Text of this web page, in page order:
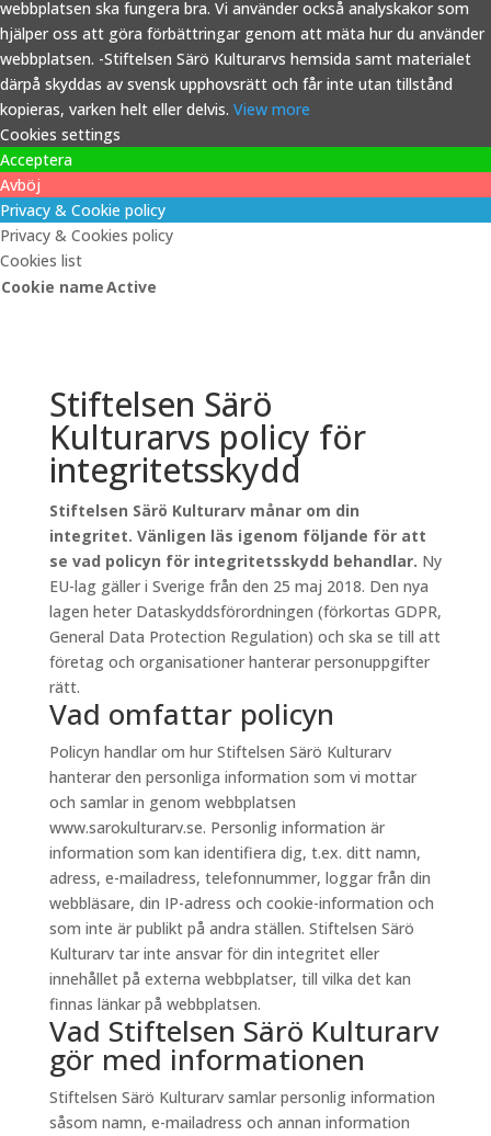
webbplatsen ska fungera bra. Vi använder också analyskakor som
hjälper oss att göra förbättringar genom att mäta hur du använder
webbplatsen. -Stiftelsen Särö Kulturarvs hemsida samt materialet
därpå skyddas av svensk upphovsrätt och får inte utan tillstånd
kopieras, varken helt eller delvis. View more
Cookies settings
Acceptera
Avböj
Privacy & Cookie policy
Privacy & Cookies policy
Cookies list
Cookie nameActive
Stiftelsen Särö
Kulturarvs policy för
integritetsskydd
Stiftelsen Särö Kulturarv månar om din
integritet. Vänligen läs igenom följande för att
se vad policyn för integritetsskydd behandlar. Ny
EU-lag gäller i Sverige från den 25 maj 2018. Den nya
lagen heter Dataskyddsförordningen (förkortas GDPR,
General Data Protection Regulation) och ska se till att
företag och organisationer hanterar personuppgifter
rätt.
Vad omfattar policyn
Policyn handlar om hur Stiftelsen Särö Kulturarv
hanterar den personliga information som vi mottar
och samlar in genom webbplatsen
www.sarokulturarv.se. Personlig information är
information som kan identifiera dig, t.ex. ditt namn,
adress, e-mailadress, telefonnummer, loggar från din
webbläsare, din IP-adress och cookie-information och
som inte är publikt på andra ställen. Stiftelsen Särö
Kulturarv tar inte ansvar för din integritet eller
innehållet på externa webbplatser, till vilka det kan
finnas länkar på webbplatsen.
Vad Stiftelsen Särö Kulturarv
gör med informationen
Stiftelsen Särö Kulturarv samlar personlig information
såsom namn, e-mailadress och annan information